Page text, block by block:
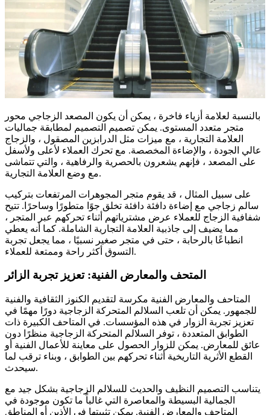
بالنسبة لعلامة أزياء فاخرة ، يمكن أن يكون المصعد الزجاجي محور
متجر متعدد المستوى. يمكن تصميم التصميم لمطابقة جماليات
العلامة التجارية ، مع ميزات مثل الدرابزين المصقول ، والزجاج
عالي الجودة ، والإضاءة المخصصة. مع تحرك العملاء لأعلى ولأسفل
على المصعد ، فإنهم يشعرون بالحصرية والرفاهية ، والتي تتماشى
مع وضع العلامة التجارية.
على سبيل المثال ، قد يقوم متجر المجوهرات المرتفعات بتركيب
سالم زجاجي مع إضاءة دافئة دافئة تخلق جوًا متطورًا وساحرًا. تتيح
شفافية الزجاج للعملاء عرض مشترياتهم أثناء تحركهم عبر المتجر ،
مما يضيف إلى جاذبية العلامة التجارية الشاملة. كما أنه يعطي
انطباعًا بالرحابة ، حتى في متجر صغير نسبيًا ، مما يجعل تجربة
التسوق أكثر راحة وممتعة للعملاء.
المتحف والمعارض الفنية: تعزيز تجربة الزائر
المتاحف والمعارض الفنية مكرسة لتقديم الكنوز الثقافية والفنية
للجمهور. يمكن أن تلعب السلالم المتحركة الزجاجية دورًا مهمًا في
تعزيز تجربة الزوار في هذه المؤسسات. في المتاحف الكبيرة ذات
الطوابق المتعددة ، توفر السلالم المتحركة الزجاجية منظرًا دون
عائق للمعارض. يمكن للزوار الحصول على معاينة للأعمال الفنية أو
القطع الأثرية التاريخية أثناء تحركهم بين الطوابق ، وبناء ترقب لما
سيحدث.
يتناسب التصميم النظيف والحديث للسلالم الزجاجية بشكل جيد مع
الجمالية البسيطة والمعاصرة التي غالباً ما تكون موجودة في
المتاحف والمعارض الفنية. يمكن تثبيتها في الأذين أو المناطق